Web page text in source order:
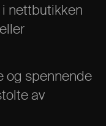
nettbutikken
og spennende
av